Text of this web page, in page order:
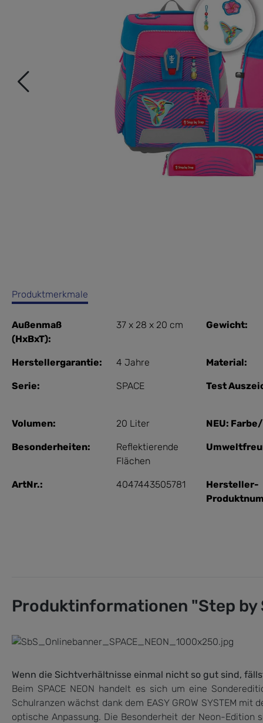
Produktmerkmale
Außenmaß
(HxBxT):
37 x 28 x 20 cm Gewicht:
Herstellergarantie: 4 Jahre Material:
Serie: SPACE Test
Volumen: 20 Liter NEU:
Besonderheiten:
Reflektierende
Flächen
ArtNr.: 4047443505781
Hersteller-
Produktinformationen "Step by
Wenn die Sichtverhältnisse einmal nicht so gut sind,
Beim SPACE NEON handelt es sich um eine
Schulranzen wächst dank dem EASY GROW SYSTEM
optische Anpassung. Die Besonderheit der Neon-